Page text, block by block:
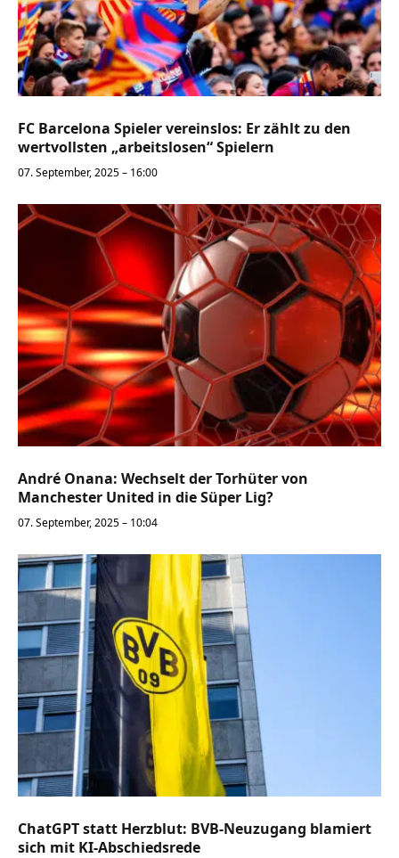
FC Barcelona Spieler vereinslos: Er zählt zu den
wertvollsten „arbeitslosen“ Spielern
07. September, 2025 – 16:00
André Onana: Wechselt der Torhüter von
Manchester United in die Süper Lig?
07. September, 2025 – 10:04
ChatGPT statt Herzblut: BVB-Neuzugang blamiert
sich mit KI-Abschiedsrede